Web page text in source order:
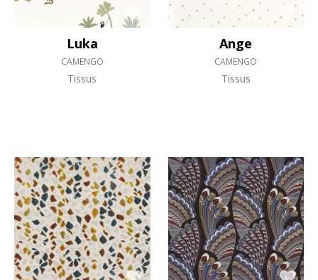
Luka
CAMENGO
Tissus
Ange
CAMENGO
Tissus